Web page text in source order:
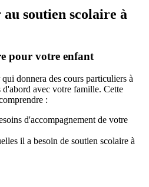
soutien scolaire à
pour votre enfant
donnera des cours particuliers à
avec votre famille. Cette
:
d'accompagnement de votre
il a besoin de soutien scolaire à